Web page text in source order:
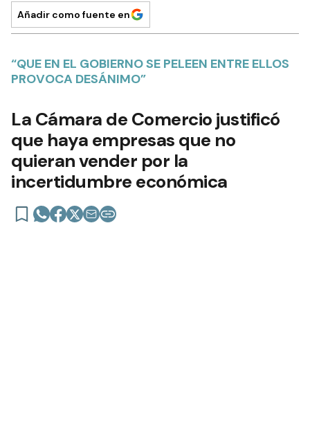
Añadir como fuente en
“QUE EN EL GOBIERNO SE PELEEN ENTRE ELLOS
PROVOCA DESÁNIMO”
La Cámara de Comercio justificó
que haya empresas que no
quieran vender por la
incertidumbre económica